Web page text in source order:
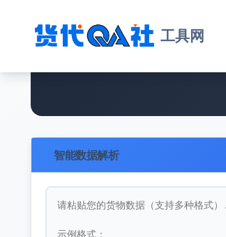
工具网
智能数据解析